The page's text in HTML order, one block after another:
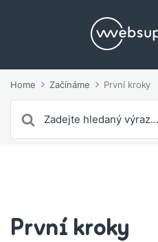
Home Začínáme První kroky
For
První kroky